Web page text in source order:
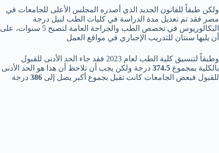
ولكن طبقاً للقانون الجديد الذي أصدره المجلس الأعلى للجامعات في
مصر فقد تم تعديل مدة الدراسة في كليات الطب لنيل درجة
البكالوريوس في تخصص الطب والجراحة العامة لتصبح 5 سنوات، على
أن يليها سنتان للتدريب الإجباري في مواقع العمل
وطبقاً لتنسيق كلية الطب لعام 2023 فقد جاء الحد الأدنى للقبول
بالكلية بمجموع 374.5 درجة ولكن يجب أن تلاحظ أن هذا هو الحد الأدنى
للقبول فبعض الجامعات كانت تقبل بجموع أكبر يصل إلى 386 درجة